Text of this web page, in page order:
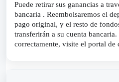
Puede retirar sus ganancias a
bancaria . Reembolsaremos el
pago original, y el resto de
transferirán a su cuenta bancaria.
correctamente, visite el portal